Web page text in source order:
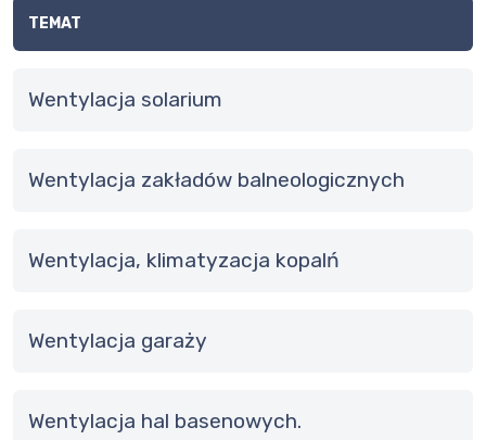
TEMAT
Wentylacja solarium
Wentylacja zakładów balneologicznych
Wentylacja, klimatyzacja kopalń
Wentylacja garaży
Wentylacja hal basenowych.